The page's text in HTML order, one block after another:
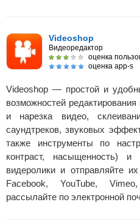
Videoshop
Видеоредактор
оценка
оценка app-s
Videoshop — простой и
возможностей
и нарезка видео,
саундтреков, звуковых
также инструменты по
контраст, насыщенность) и
видеролики и отправляйте
Facebook, YouTube,
рассылайте по электронной